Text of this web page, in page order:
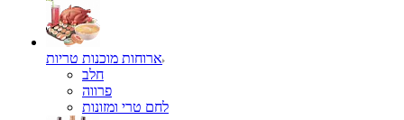
ארוחות מוכנות טריות
חלב
פרווה
לחם טרי ומזונות